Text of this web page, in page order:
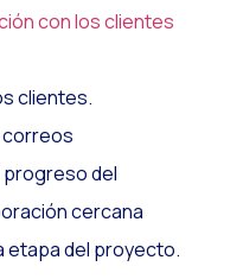
con los clientes
clientes.
correos
del
cercana
etapa del proyecto.